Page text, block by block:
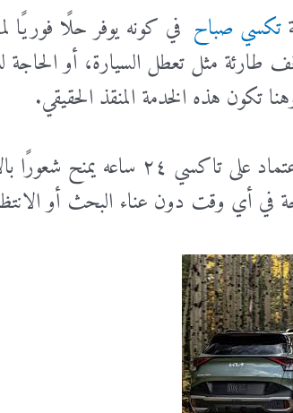
تكسي صباح في كونه يوفر حلًا فوريًا
طارئة مثل تعطل السيارة، أو الحاجة
تكون هذه الخدمة المنقذ الحقيقي.
كما أن الاعتماد على تاكسي
في أي وقت دون عناء البحث أو